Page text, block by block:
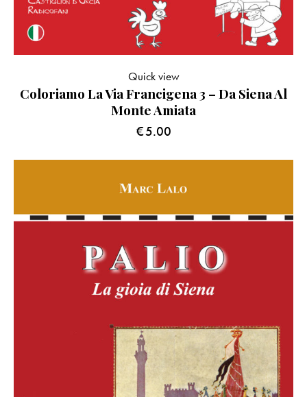
Coloriamo La Via Francigena 3 – Da Siena Al
Monte Amiata
€5.00
Quick view